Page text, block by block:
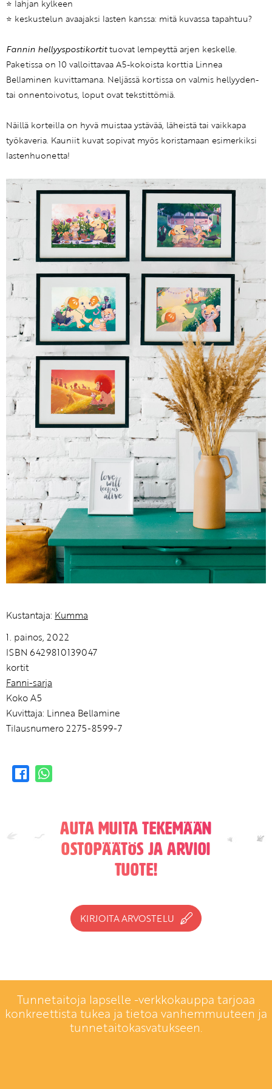
⭐️ lahjan kylkeen
⭐️ keskustelun avaajaksi lasten kanssa: mitä kuvassa tapahtuu?
Fannin hellyyspostikortittuovat lempeyttä arjen keskelle.
Paketissa on 10 valloittavaa A5-kokoista korttia Linnea
Bellaminen kuvittamana. Neljässä kortissa on valmis hellyyden-
tai onnentoivotus, loput ovat tekstittömiä.
Näillä korteilla on hyvä muistaa ystävää, läheistä tai vaikkapa
työkaveria. Kauniit kuvat sopivat myös koristamaan esimerkiksi
lastenhuonetta!
Kustantaja: Kumma
1. painos, 2022
ISBN 6429810139047
kortit
Fanni-sarja
Koko A5
Kuvittaja: Linnea Bellamine
Tilausnumero 2275-8599-7
Auta muita tekemään
ostopäätös ja arvioi
tuote!
KIRJOITA ARVOSTELU
Tunnetaitoja lapselle -verkkokauppa tarjoaa
konkreettista tukea ja tietoa vanhemmuuteen ja
tunnetaitokasvatukseen.